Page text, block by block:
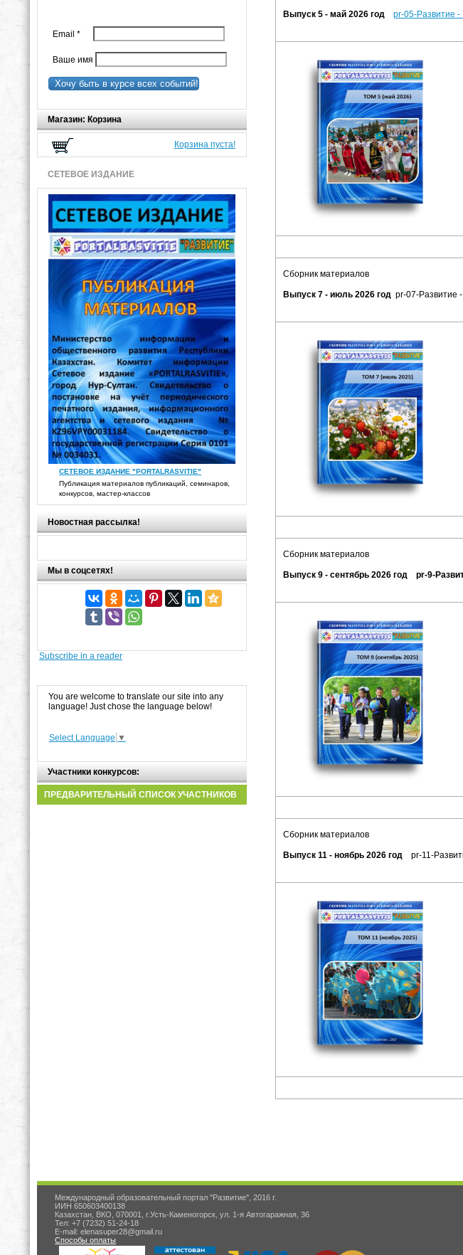
Email *
Ваше имя
Хочу быть в курсе всех событий!
Магазин: Корзина
Корзина пуста!
СЕТЕВОЕ ИЗДАНИЕ
СЕТЕВОЕ ИЗДАНИЕ "PORTALRASVITIE"
Публикация материалов публикаций, семинаров,
конкурсов, мастер-классов
Новостная рассылка!
Мы в соцсетях!
Subscribe in a reader
You are welcome to translate our site into any
language! Just chose the language below!
Select Language ▼
Участники конкурсов:
ПРЕДВАРИТЕЛЬНЫЙ СПИСОК УЧАСТНИКОВ
Выпуск 5 - май 2026 год pr-05-Развитие
Сборник материалов
Выпуск 7 - июль 2026 год pr-07-Развитие
Сборник материалов
Выпуск 9 - сентябрь 2026 год pr-9-
Сборник материалов
Выпуск 11 - ноябрь 2026 год pr-11-
Международный образовательный портал "Развитие", 2016 г.
ИИН 650603400138
Казахстан, ВКО, 070001, г.Усть-Каменогорск, ул. 1-я Автогаражная, 36
Тел: +7 (7232) 51-24-18
E-mail: elenasuper28@gmail.ru
Способы оплаты